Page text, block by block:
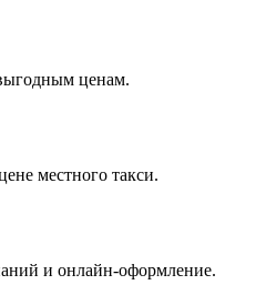
ценам.
местного такси.
и онлайн-оформление.